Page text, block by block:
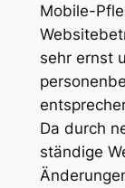
Mobile-
sehr ernst
Da durch
ständige